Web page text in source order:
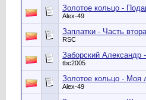
Золотое кольцо -
Alex-49
Заплатки - Часть
RSC
Заборский Александр
tbc2005
Золотое кольцо - Моя
Alex-49